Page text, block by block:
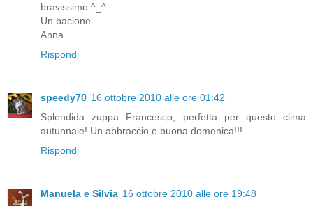
bravissimo ^_^
Un bacione
Anna
Rispondi
speedy70 16 ottobre 2010 alle ore 01:42
Splendida zuppa Francesco, perfetta per questo clima
autunnale! Un abbraccio e buona domenica!!!
Rispondi
Manuela e Silvia 16 ottobre 2010 alle ore 19:48